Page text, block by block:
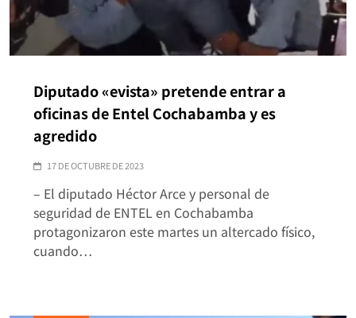
Diputado «evista» pretende entrar a
oficinas de Entel Cochabamba y es
agredido
17 DE OCTUBRE DE 2023
– El diputado Héctor Arce y personal de
seguridad de ENTEL en Cochabamba
protagonizaron este martes un altercado físico,
cuando…